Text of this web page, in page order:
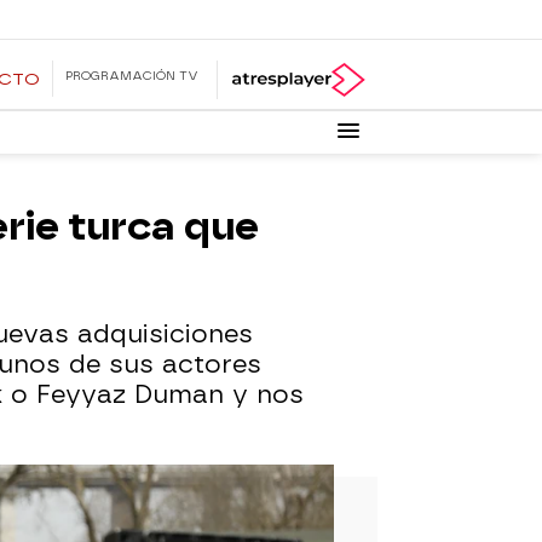
PROGRAMACIÓN TV
turca que
adquisiciones
de sus actores
Feyyaz Duman y nos